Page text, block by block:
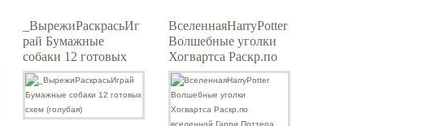
_ВырежиРаскрасьИг
рай Бумажные
собаки 12 готовых
схем (голубая)
ВселеннаяHarryPotter
Волшебные уголки
Хогвартса Раскр.по
вселенной Гарри
Поттера